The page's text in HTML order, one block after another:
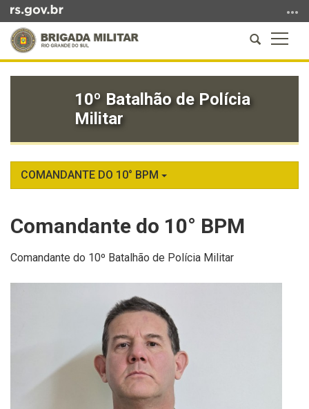
para
conteúdo
busca
a
Abrir
a
busca
10º Batalhão de Polícia
Militar
COMANDANTE DO 10° BPM
Comandante do 10° BPM
Comandante do 10º Batalhão de Polícia Militar